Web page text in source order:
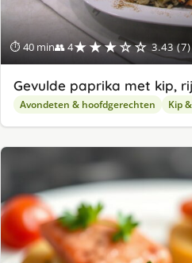
⏱ 40 min👥 4★★★☆☆ 3.43 (7)
Gevulde paprika met kip,
Avondeten & hoofdgerechten Kip